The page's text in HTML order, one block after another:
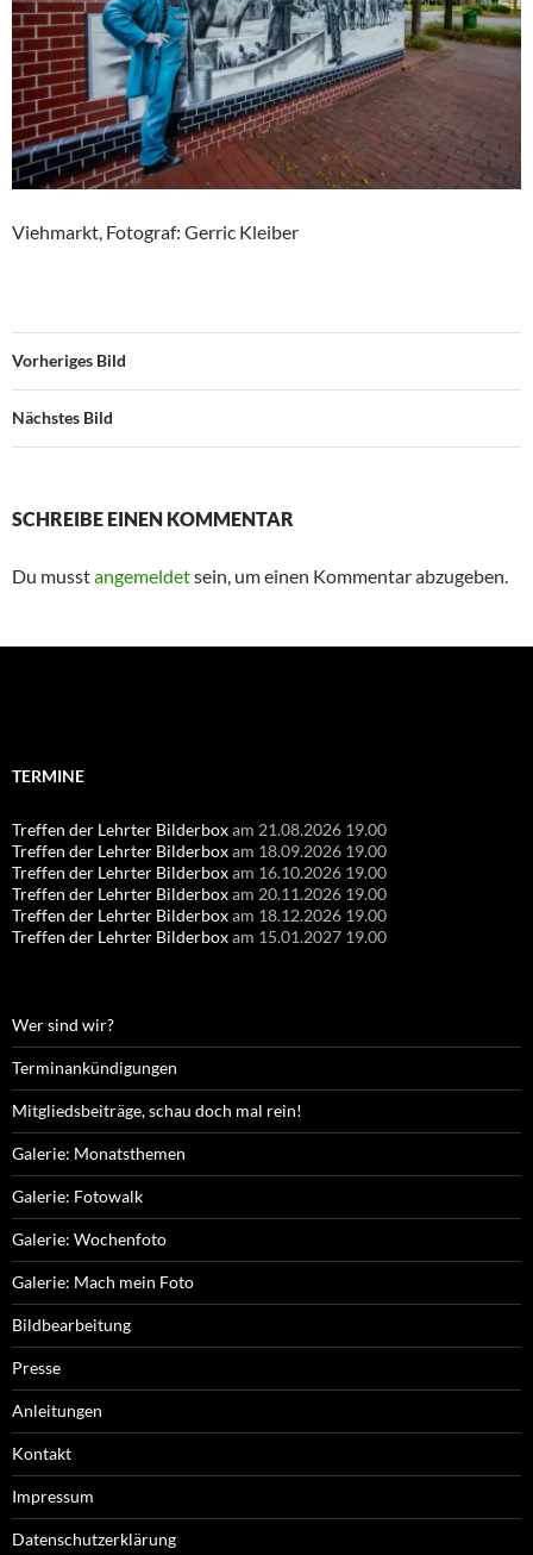
Viehmarkt, Fotograf: Gerric Kleiber
Vorheriges Bild
Nächstes Bild
SCHREIBE EINEN KOMMENTAR
Du musstangemeldetsein, um einen Kommentar abzugeben.
TERMINE
Treffen der Lehrter Bilderboxam 21.08.2026 19.00
Treffen der Lehrter Bilderboxam 18.09.2026 19.00
Treffen der Lehrter Bilderboxam 16.10.2026 19.00
Treffen der Lehrter Bilderboxam 20.11.2026 19.00
Treffen der Lehrter Bilderboxam 18.12.2026 19.00
Treffen der Lehrter Bilderboxam 15.01.2027 19.00
Wer sind wir?
Terminankündigungen
Mitgliedsbeiträge, schau doch mal rein!
Galerie: Monatsthemen
Galerie: Fotowalk
Galerie: Wochenfoto
Galerie: Mach mein Foto
Bildbearbeitung
Presse
Anleitungen
Kontakt
Impressum
Datenschutzerklärung